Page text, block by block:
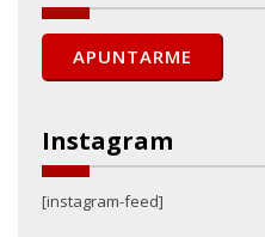
Instagram
[instagram-feed]